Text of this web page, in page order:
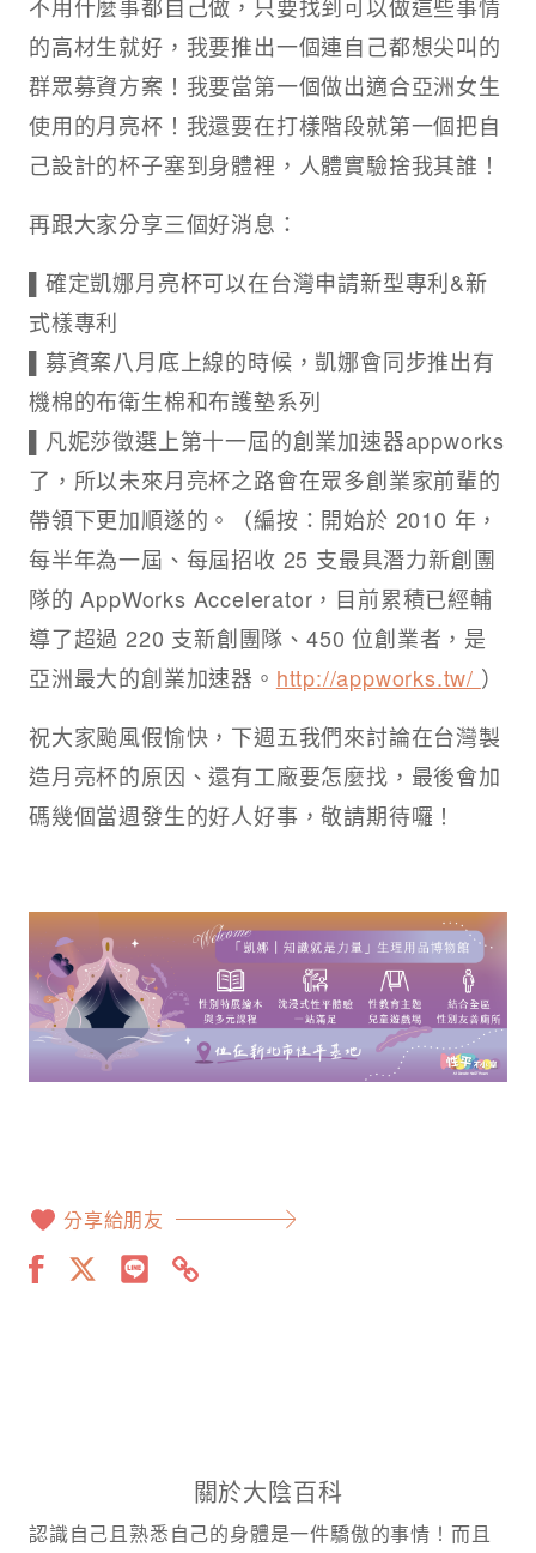
的高材生就好，我要推出一個連自己都想尖叫的
群眾募資方案！我要當第一個做出適合亞洲女生
使用的月亮杯！我還要在打樣階段就第一個把自
己設計的杯子塞到身體裡，人體實驗捨我其誰！
再跟大家分享三個好消息：
▌確定凱娜月亮杯可以在台灣申請新型專利&新
式樣專利
▌募資案八月底上線的時候，凱娜會同步推出有
機棉的布衛生棉和布護墊系列
▌凡妮莎徵選上第十一屆的創業加速器appworks
了，所以未來月亮杯之路會在眾多創業家前輩的
帶領下更加順遂的。（編按：開始於 2010 年，
每半年為一屆、每屆招收 25 支最具潛力新創團
隊的 AppWorks Accelerator，目前累積已經輔
導了超過 220 支新創團隊、450 位創業者，是
亞洲最大的創業加速器。 http://appworks.tw/ ）
祝大家颱風假愉快，下週五我們來討論在台灣製
造月亮杯的原因、還有工廠要怎麼找，最後會加
碼幾個當週發生的好人好事，敬請期待囉！
分享給朋友
關於大陰百科
認識自己且熟悉自己的身體是一件驕傲的事情！而且